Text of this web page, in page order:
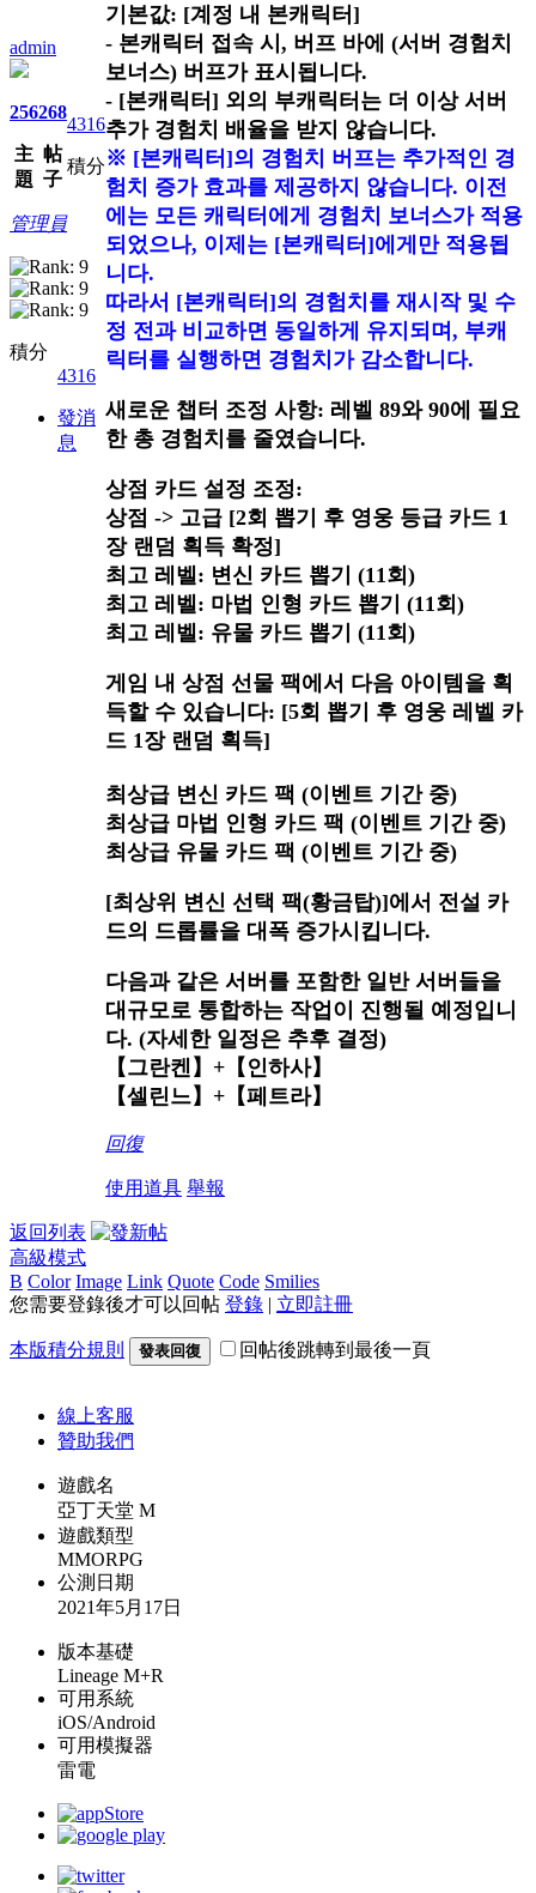
admin
256
主
題
268
帖
子
4316
積分
管理員
積分
4316
發消
息
기본값: [계정 내 본캐릭터]
- 본캐릭터 접속 시, 버프 바에 (서버 경험치
보너스) 버프가 표시됩니다.
- [본캐릭터] 외의 부캐릭터는 더 이상 서버
추가 경험치 배율을 받지 않습니다.
※ [본캐릭터]의 경험치 버프는 추가적인 경
험치 증가 효과를 제공하지 않습니다. 이전
에는 모든 캐릭터에게 경험치 보너스가 적용
되었으나, 이제는 [본캐릭터]에게만 적용됩
니다.
따라서 [본캐릭터]의 경험치를 재시작 및 수
정 전과 비교하면 동일하게 유지되며, 부캐
릭터를 실행하면 경험치가 감소합니다.
새로운 챕터 조정 사항: 레벨 89와 90에 필요
한 총 경험치를 줄였습니다.
상점 카드 설정 조정:
상점 -> 고급 [2회 뽑기 후 영웅 등급 카드 1
장 랜덤 획득 확정]
최고 레벨: 변신 카드 뽑기 (11회)
최고 레벨: 마법 인형 카드 뽑기 (11회)
최고 레벨: 유물 카드 뽑기 (11회)
게임 내 상점 선물 팩에서 다음 아이템을 획
득할 수 있습니다: [5회 뽑기 후 영웅 레벨 카
드 1장 랜덤 획득]
최상급 변신 카드 팩 (이벤트 기간 중)
최상급 마법 인형 카드 팩 (이벤트 기간 중)
최상급 유물 카드 팩 (이벤트 기간 중)
[최상위 변신 선택 팩(황금탑)]에서 전설 카
드의 드롭률을 대폭 증가시킵니다.
다음과 같은 서버를 포함한 일반 서버들을
대규모로 통합하는 작업이 진행될 예정입니
다. (자세한 일정은 추후 결정)
【그란켄】+【인하사】
【셀린느】+【페트라】
回復
使用道具 舉報
返回列表
高級模式
B Color Image Link Quote Code Smilies
您需要登錄後才可以回帖 登錄 | 立即註冊
本版積分規則 發表回復 回帖後跳轉到最後一頁
線上客服
贊助我們
遊戲名
亞丁天堂 M
遊戲類型
MMORPG
公測日期
2021年5月17日
版本基礎
Lineage M+R
可用系統
iOS/Android
可用模擬器
雷電